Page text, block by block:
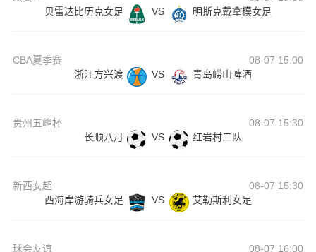
贝雷达比历克女足
VS 明斯克戴拿模女足
CBA夏季赛
08-07 15:00
浙江方兴渡
VS 青岛崂山啤酒
贵州五峰杯
08-07 15:30
长顺八月
VS 红岩村二队
新西女超
08-07 15:30
西海岸游骑兵女足
VS 艾勒斯利女足
球会友谊
08-07 16:00